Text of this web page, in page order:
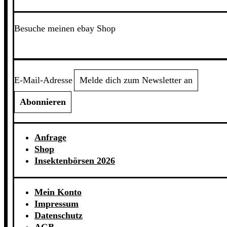
Besuche meinen ebay Shop
E-Mail-Adresse
Anfrage
Shop
Insektenbörsen 2026
Mein Konto
Impressum
Datenschutz